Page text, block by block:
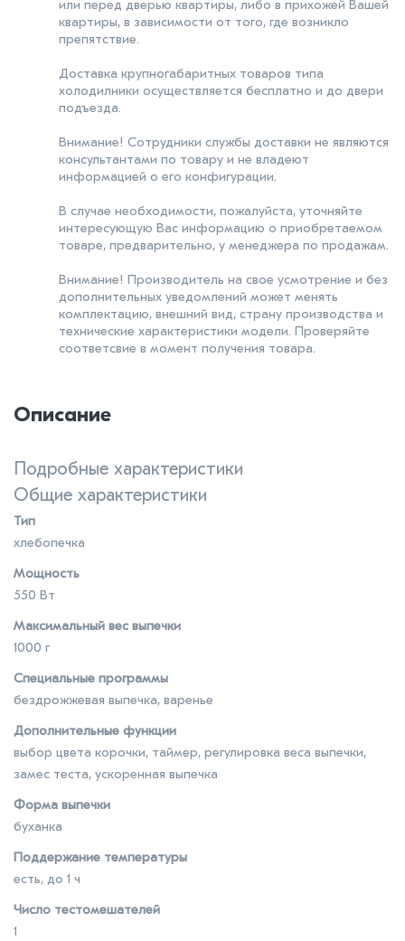
или перед дверью квартиры, либо в прихожей Вашей
квартиры, в зависимости от того, где возникло
препятствие.
Доставка крупногабаритных товаров типа
холодилники осуществляется бесплатно и до двери
подъезда.
Внимание! Сотрудники службы доставки не являются
консультантами по товару и не владеют
информацией о его конфигурации.
В случае необходимости, пожалуйста, уточняйте
интересующую Вас информацию о приобретаемом
товаре, предварительно, у менеджера по продажам.
Внимание! Производитель на свое усмотрение и без
дополнительных уведомлений может менять
комплектацию, внешний вид, страну производства и
технические характеристики модели. Проверяйте
соответсвие в момент получения товара.
Описание
Подробные характеристики
Общие характеристики
Тип
хлебопечка
Мощность
550 Вт
Максимальный вес выпечки
1000 г
Специальные программы
бездрожжевая выпечка, варенье
Дополнительные функции
выбор цвета корочки, таймер, регулировка веса выпечки,
замес теста, ускоренная выпечка
Форма выпечки
буханка
Поддержание температуры
есть, до 1 ч
Число тестомешателей
1